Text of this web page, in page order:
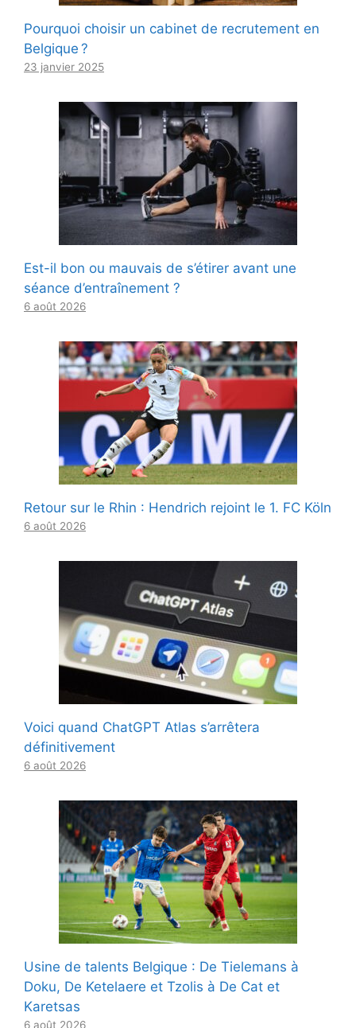
Pourquoi choisir un cabinet de recrutement en
Belgique ?
23 janvier 2025
Est-il bon ou mauvais de s’étirer avant une
séance d’entraînement ?
6 août 2026
Retour sur le Rhin : Hendrich rejoint le 1. FC Köln
6 août 2026
Voici quand ChatGPT Atlas s’arrêtera
définitivement
6 août 2026
Usine de talents Belgique : De Tielemans à
Doku, De Ketelaere et Tzolis à De Cat et
Karetsas
6 août 2026